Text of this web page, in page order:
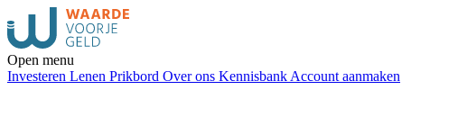
Open menu
Investeren Lenen Prikbord Over ons Kennisbank Account aanmaken